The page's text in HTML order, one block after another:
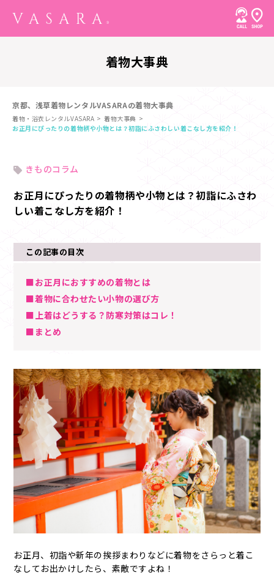
着物大事典
京都、浅草着物レンタルVASARAの着物大事典
着物・浴衣レンタルVASARA
着物大事典
お正月にぴったりの着物柄や小物とは？初詣にふさわしい着こなし方を紹介！
きものコラム
お正月にぴったりの着物柄や小物とは？初詣にふさわ
しい着こなし方を紹介！
この記事の目次
■お正月におすすめの着物とは
■着物に合わせたい小物の選び方
■上着はどうする？防寒対策はコレ！
■まとめ
お正月、初詣や新年の挨拶まわりなどに着物をさらっと着こ
なしてお出かけしたら、素敵ですよね！